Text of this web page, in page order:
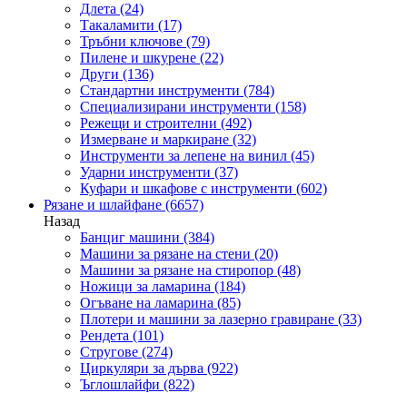
Длета (24)
Такаламити (17)
Тръбни ключове (79)
Пилене и шкурене (22)
Други (136)
Стандартни инструменти (784)
Специализирани инструменти (158)
Режещи и строителни (492)
Измерване и маркиране (32)
Инструменти за лепене на винил (45)
Ударни инструменти (37)
Куфари и шкафове с инструменти (602)
Рязане и шлайфане (6657)
Назад
Банциг машини (384)
Машини за рязане на стени (20)
Машини за рязане на стиропор (48)
Ножици за ламарина (184)
Огъване на ламарина (85)
Плотери и машини за лазерно гравиране (33)
Рендета (101)
Стругове (274)
Циркуляри за дърва (922)
Ъглошлайфи (822)